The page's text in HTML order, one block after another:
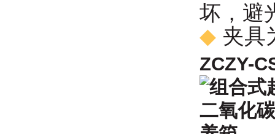
坏， 避
◆ 夹具
ZCZY-